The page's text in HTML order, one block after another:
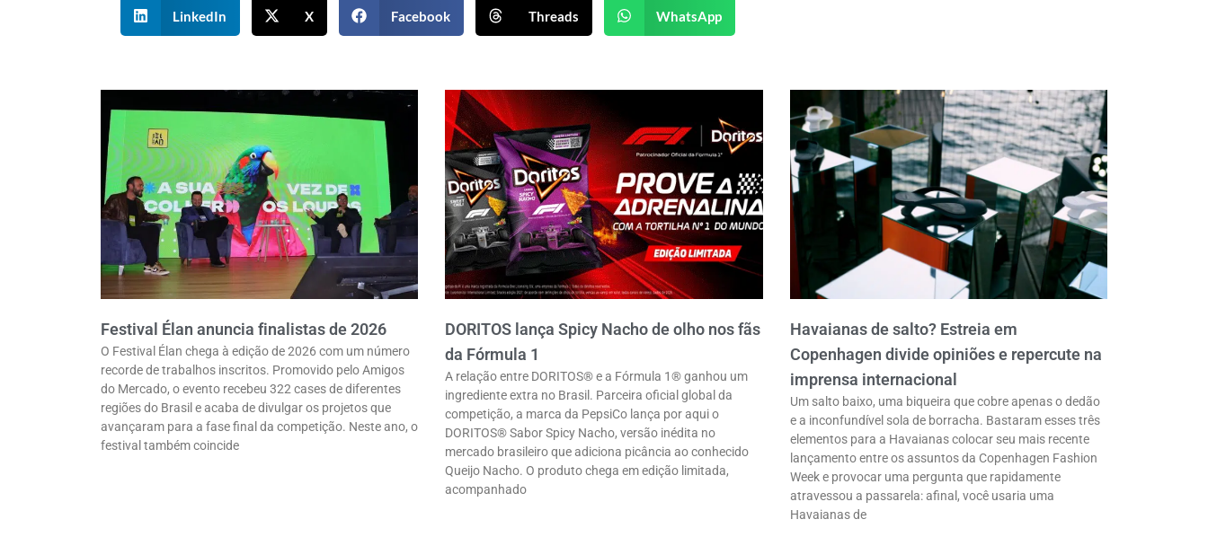
LinkedIn X Facebook Threads WhatsApp
Festival Élan anuncia finalistas de 2026
O Festival Élan chega à edição de 2026 com um número
recorde de trabalhos inscritos. Promovido pelo Amigos
do Mercado, o evento recebeu 322 cases de diferentes
regiões do Brasil e acaba de divulgar os projetos que
avançaram para a fase final da competição. Neste ano, o
festival também coincide
DORITOS lança Spicy Nacho de olho nos fãs
da Fórmula 1
A relação entre DORITOS® e a Fórmula 1® ganhou um
ingrediente extra no Brasil. Parceira oficial global da
competição, a marca da PepsiCo lança por aqui o
DORITOS® Sabor Spicy Nacho, versão inédita no
mercado brasileiro que adiciona picância ao conhecido
Queijo Nacho. O produto chega em edição limitada,
acompanhado
Havaianas de salto? Estreia em
Copenhagen divide opiniões e repercute na
imprensa internacional
Um salto baixo, uma biqueira que cobre apenas o dedão
e a inconfundível sola de borracha. Bastaram esses três
elementos para a Havaianas colocar seu mais recente
lançamento entre os assuntos da Copenhagen Fashion
Week e provocar uma pergunta que rapidamente
atravessou a passarela: afinal, você usaria uma
Havaianas de